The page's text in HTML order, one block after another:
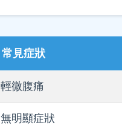
常見症狀
輕微腹痛
無明顯症狀